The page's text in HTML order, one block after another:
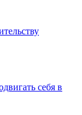
себя в